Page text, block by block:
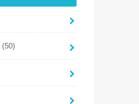
(50)